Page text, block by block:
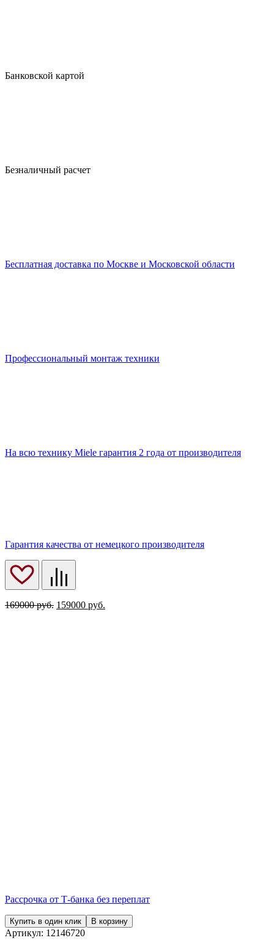
Банковской картой
Безналичный расчет
Бесплатная доставка по Москве и Московской области
Профессиональный монтаж техники
На всю технику Miele гарантия 2 года от производителя
Гарантия качества от немецкого производителя
169000руб. Первоначальная
159000 руб.
Рассрочка от Т-банка без переплат
Купить в один клик В корзину
Артикул: 12146720